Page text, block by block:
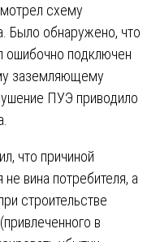
схему
Было обнаружено, что
ошибочно подключен
заземляющему
ПУЭ приводило
что причиной
вина потребителя, а
строительстве
в